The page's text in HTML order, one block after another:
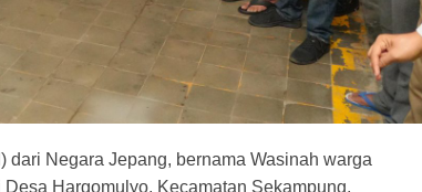
dari Negara Jepang, bernama Wasinah warga
Hargomulyo, Kecamatan Sekampung,